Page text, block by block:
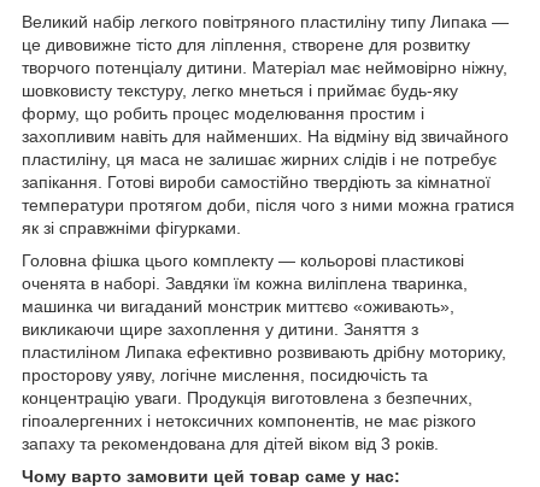
Великий набір легкого повітряного пластиліну типу Липака —
це дивовижне тісто для ліплення, створене для розвитку
творчого потенціалу дитини. Матеріал має неймовірно ніжну,
шовковисту текстуру, легко мнеться і приймає будь-яку
форму, що робить процес моделювання простим і
захопливим навіть для найменших. На відміну від звичайного
пластиліну, ця маса не залишає жирних слідів і не потребує
запікання. Готові вироби самостійно твердіють за кімнатної
температури протягом доби, після чого з ними можна гратися
як зі справжніми фігурками.
Головна фішка цього комплекту — кольорові пластикові
оченята в наборі. Завдяки їм кожна виліплена тваринка,
машинка чи вигаданий монстрик миттєво «оживають»,
викликаючи щире захоплення у дитини. Заняття з
пластиліном Липака ефективно розвивають дрібну моторику,
просторову уяву, логічне мислення, посидючість та
концентрацію уваги. Продукція виготовлена з безпечних,
гіпоалергенних і нетоксичних компонентів, не має різкого
запаху та рекомендована для дітей віком від 3 років.
Чому варто замовити цей товар саме у нас: